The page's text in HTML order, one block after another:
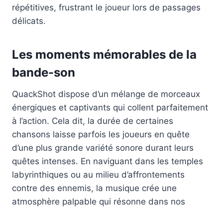
répétitives, frustrant le joueur lors de passages
délicats.
Les moments mémorables de la
bande-son
QuackShot dispose d’un mélange de morceaux
énergiques et captivants qui collent parfaitement
à l’action. Cela dit, la durée de certaines
chansons laisse parfois les joueurs en quête
d’une plus grande variété sonore durant leurs
quêtes intenses. En naviguant dans les temples
labyrinthiques ou au milieu d’affrontements
contre des ennemis, la musique crée une
atmosphère palpable qui résonne dans nos